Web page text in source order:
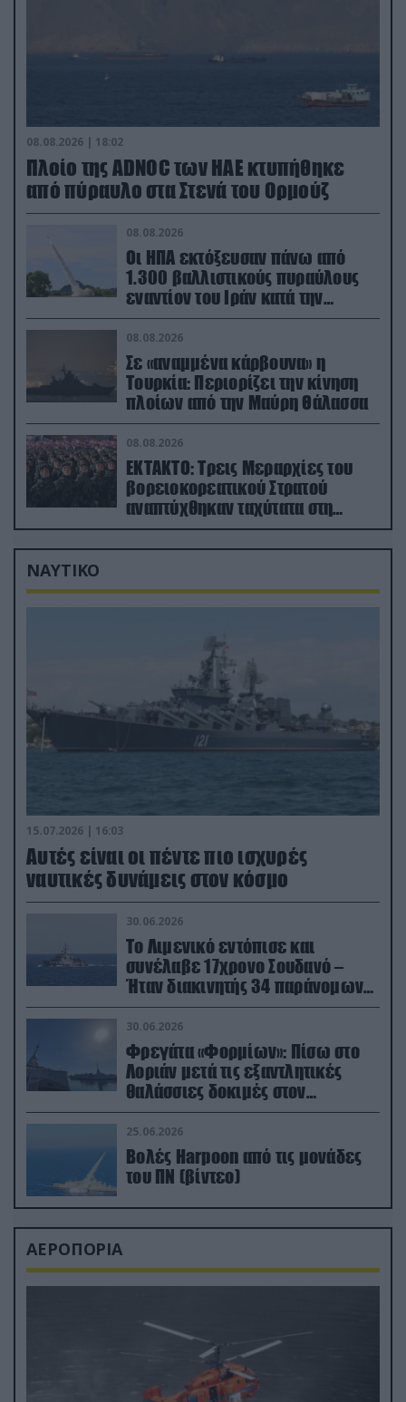
08.08.2026 | 18:02
Πλοίο της ADNOC των ΗΑΕ κτυπήθηκε
από πύραυλο στα Στενά του Ορμούζ
08.08.2026
Οι ΗΠΑ εκτόξευσαν πάνω από
1.300 βαλλιστικούς πυραύλους
εναντίον του Ιράν κατά την
διάρκεια του πολέμου
08.08.2026
Σε «αναμμένα κάρβουνα» η
Τουρκία: Περιορίζει την κίνηση
πλοίων από την Μαύρη Θάλασσα
08.08.2026
ΕΚΤΑΚΤΟ: Τρεις Μεραρχίες του
βορειοκορεατικού Στρατού
αναπτύχθηκαν ταχύτατα στη
Ρωσία
ΝΑΥΤΙΚΟ
15.07.2026 | 16:03
Aυτές είναι οι πέντε πιο ισχυρές
ναυτικές δυνάμεις στον κόσμο
30.06.2026
Το Λιμενικό εντόπισε και
συνέλαβε 17χρονο Σουδανό –
Ήταν διακινητής 34 παράνομων
μεταναστών
30.06.2026
Φρεγάτα «Φορμίων»: Πίσω στο
Λοριάν μετά τις εξαντλητικές
θαλάσσιες δοκιμές στον
απαιτητικό Βισκαϊκό
25.06.2026
Βολές Harpoon από τις μονάδες
του ΠΝ (βίντεο)
ΑΕΡΟΠΟΡΙΑ